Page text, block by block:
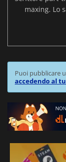
maxing. Lo
Puoi pubblicare
accedendo al